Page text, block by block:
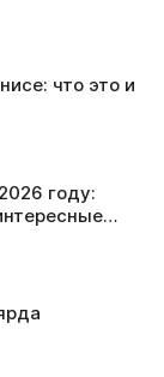
что это и
году: